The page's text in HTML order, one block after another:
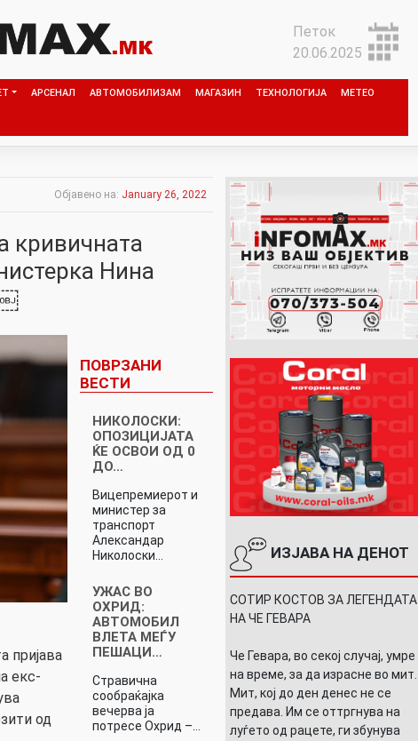
Петок
20.06.2025
АРСЕНАЛ АВТОМОБИЛИЗАМ МАГАЗИН ТЕХНОЛОГИЈА МЕТЕО
Објавено на: January 26, 2022
кривичната
Нина
пријава
екс-
од
ПОВРЗАНИ
ВЕСТИ
НИКОЛОСКИ:
ОПОЗИЦИЈАТА
ЌЕ ОСВОИ ОД 0
ДО…
Вицепремиерот и
министер за
транспорт
Александар
Николоски…
УЖАС ВО
ОХРИД:
АВТОМОБИЛ
ВЛЕТА МЕЃУ
ПЕШАЦИ…
Стравична
сообраќајка
вечерва ја
потресе Охрид –…
ИЗЈАВА НА ДЕНОТ
СОТИР КОСТОВ ЗА ЛЕГЕНДАТА
НА ЧЕ ГЕВАРА
Че Гевара, во секој случај, умре
на време, за да израсне во мит.
Мит, кој до ден денес не се
предава. Им се оттргнува на
луѓето од рацете, ги збунува